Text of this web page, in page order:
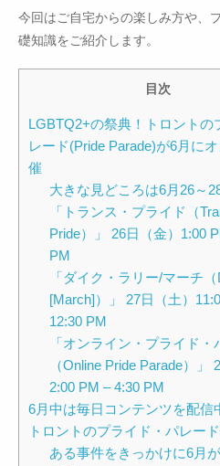
今回はご自宅からの楽しみ方や、
礎知識をご紹介します。
目次
LGBTQ2+の祭典！トロントの
レード(Pride Parade)が6月に
催
大きな見どころは6月26～
「トランス・プライド（
Pride）」 26日（金）1:00
PM
「ダイク・ラリー/マーチ
[March]）」 27日（土）
12:30 PM
「オンライン・プライド・
（Online Pride Parade）」
2:00 PM – 4:30 PM
6月中は毎日コンテンツを配信
トロントのプライド・パレー
ある事件をきっかけに6月